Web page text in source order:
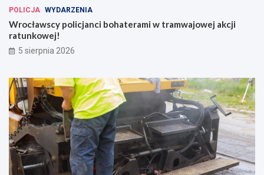
POLICJA WYDARZENIA
Wrocławscy policjanci bohaterami w tramwajowej akcji
ratunkowej!
5 sierpnia 2026